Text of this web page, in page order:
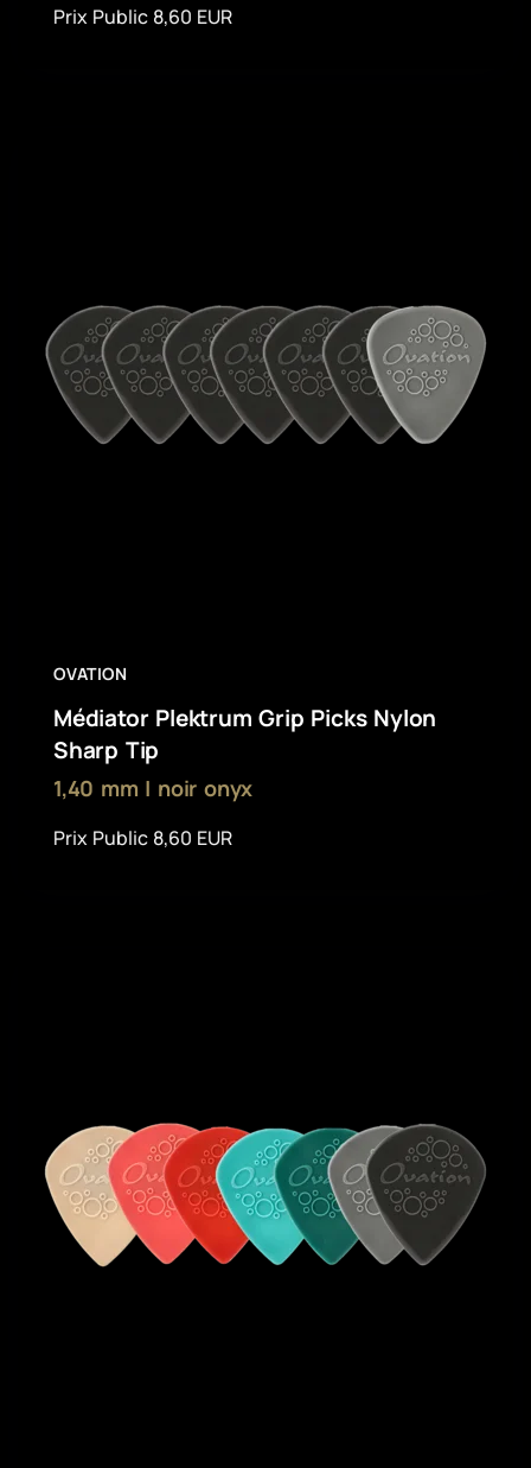
Prix Public 8,60 EUR
OVATION
Médiator Plektrum Grip Picks Nylon
Sharp Tip
1,40 mm | noir onyx
Prix Public 8,60 EUR